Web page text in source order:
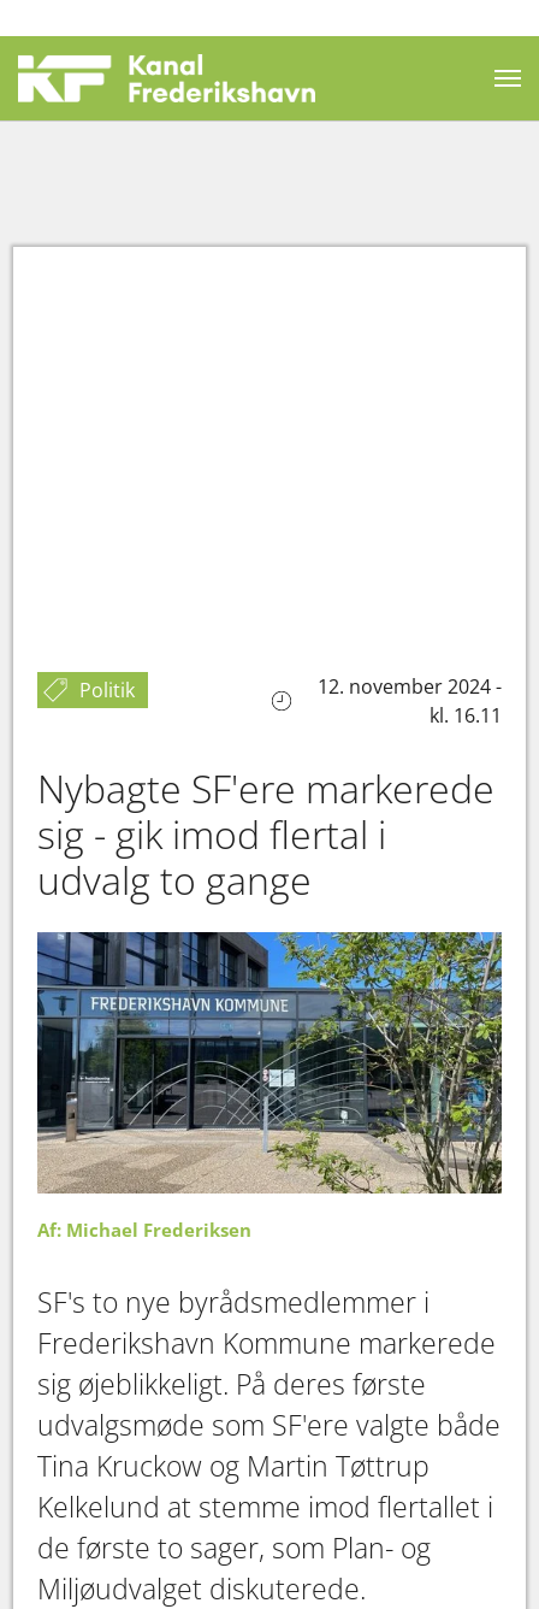
Politik
12. november 2024 -
kl. 16.11
Nybagte SF'ere markerede
sig - gik imod flertal i
udvalg to gange
Af: Michael Frederiksen
SF's to nye byrådsmedlemmer i
Frederikshavn Kommune markerede
sig øjeblikkeligt. På deres første
udvalgsmøde som SF'ere valgte både
Tina Kruckow og Martin Tøttrup
Kelkelund at stemme imod flertallet i
de første to sager, som Plan- og
Miljøudvalget diskuterede.